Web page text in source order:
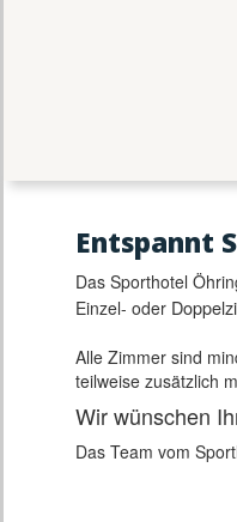
Entspannt
Das Sporthotel
Einzel- oder
Alle Zimmer sind
teilweise zusätzlich
Wir wünschen
Das Team vom